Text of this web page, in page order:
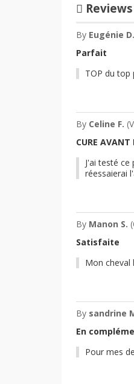
Reviews
By Eugénie D.
Parfait
TOP du top
By Celine F.
CURE AVANT
J'ai testé
réessaierai
By Manon S.
Satisfaite
Mon cheval
By sandrine
En
Pour mes